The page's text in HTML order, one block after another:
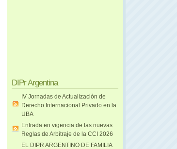
DIPr Argentina
IV Jornadas de Actualización de
Derecho Internacional Privado en la
UBA
Entrada en vigencia de las nuevas
Reglas de Arbitraje de la CCI 2026
EL DIPR ARGENTINO DE FAMILIA